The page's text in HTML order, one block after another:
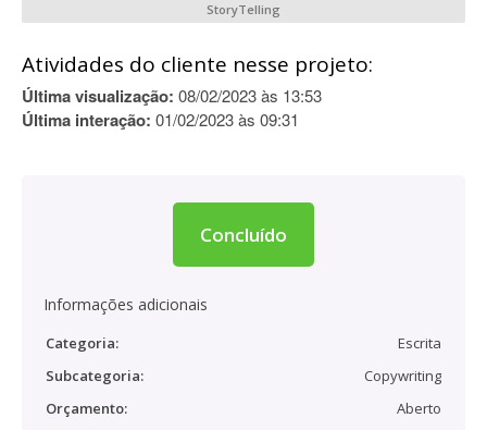
StoryTelling
Atividades do cliente nesse projeto:
Última visualização: 08/02/2023 às 13:53
Última interação: 01/02/2023 às 09:31
Concluído
Informações adicionais
Categoria:
Escrita
Subcategoria:
Copywriting
Orçamento:
Aberto